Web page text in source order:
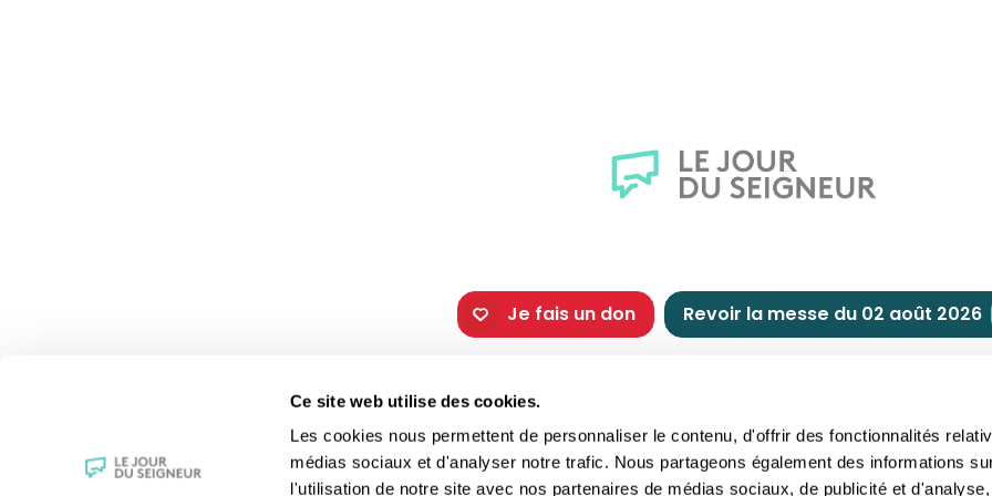
Ce site web utilise des cookies.
Les cookies nous permettent de personnaliser le contenu, d'offrir des fonctionnalités
médias sociaux et d'analyser notre trafic. Nous partageons également des informations
l'utilisation de notre site avec nos partenaires de médias sociaux, de publicité et
Je fais un don Revoir la messe du 02 août 2026
La messe
Magazine Le Jour du Seigneur
Les fêtes chrétiennes
Les saints du jour
La Bible
Comment nous
Faire un don
Réduction d’impôt